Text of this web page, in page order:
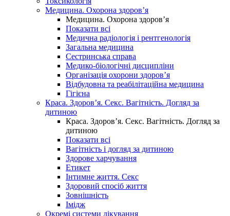
Медицина. Охорона здоров’я
Медицина. Охорона здоров’я
Показати всі
Медична радіологія і рентгенологія
Загальна медицина
Сестринська справа
Медико-біологічні дисципліни
Організація охорони здоров’я
Відбудовна та реабілітаційна медицина
Гігієна
Краса. Здоров’я. Секс. Вагітність. Догляд за
дитиною
Краса. Здоров’я. Секс. Вагітність. Догляд за
дитиною
Показати всі
Вагітність і догляд за дитиною
Здорове харчування
Етикет
Інтимне життя. Секс
Здоровий спосіб життя
Зовнішність
Імідж
Окремі системи лікування